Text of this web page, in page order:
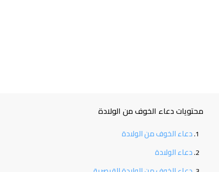
محتويات دعاء الخوف من الولادة
دعاء الخوف من الولادة
دعاء الولادة